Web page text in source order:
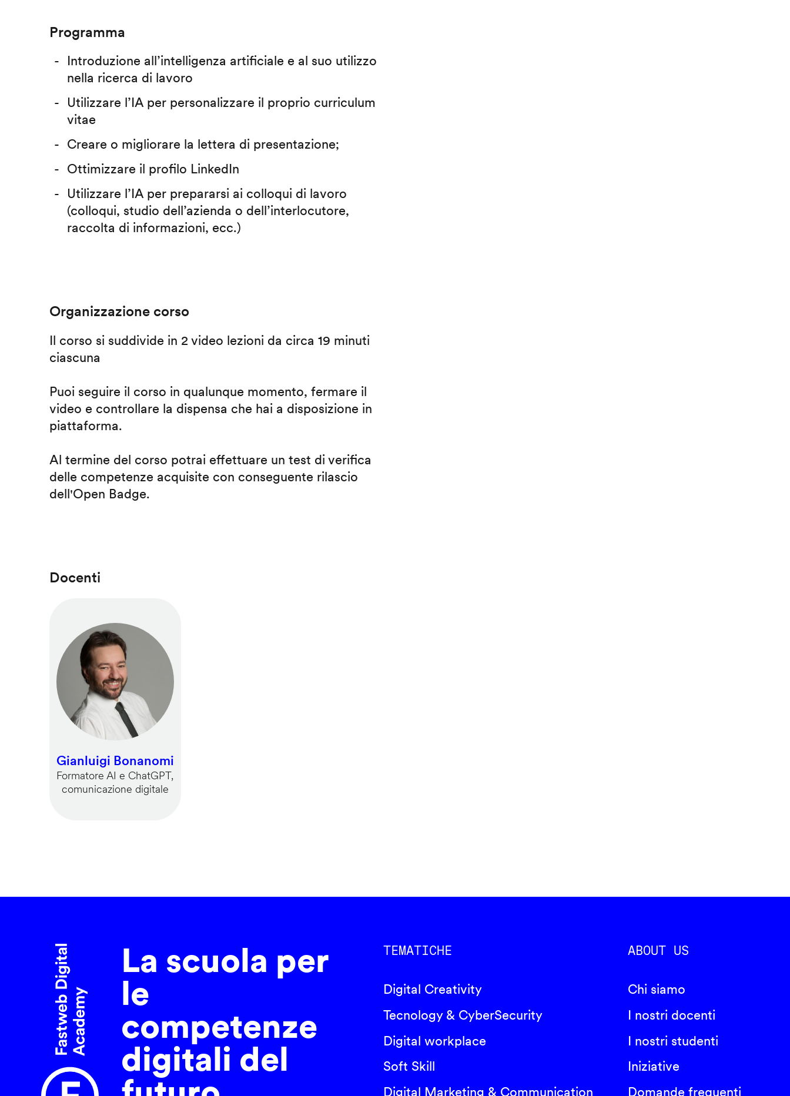
Programma
Introduzione all’intelligenza artificiale e al suo utilizzo
nella ricerca di lavoro
Utilizzare l’IA per personalizzare il proprio curriculum
vitae
Creare o migliorare la lettera di presentazione;
Ottimizzare il profilo LinkedIn
Utilizzare l’IA per prepararsi ai colloqui di lavoro
(colloqui, studio dell’azienda o dell’interlocutore,
raccolta di informazioni, ecc.)
Organizzazione corso
Il corso si suddivide in 2 video lezioni da circa 19 minuti
ciascuna
Puoi seguire il corso in qualunque momento, fermare il
video e controllare la dispensa che hai a disposizione in
piattaforma.
Al termine del corso potrai effettuare un test di verifica
delle competenze acquisite con conseguente rilascio
dell'Open Badge.
Docenti
Gianluigi Bonanomi
Formatore AI e ChatGPT,
comunicazione digitale
La scuola per
le
competenze
digitali del
TEMATICHE
Digital Creativity
Tecnology & CyberSecurity
Digital workplace
Soft Skill
Digital Marketing & Communication
ABOUT US
Chi siamo
I nostri docenti
I nostri studenti
Iniziative
Domande frequenti